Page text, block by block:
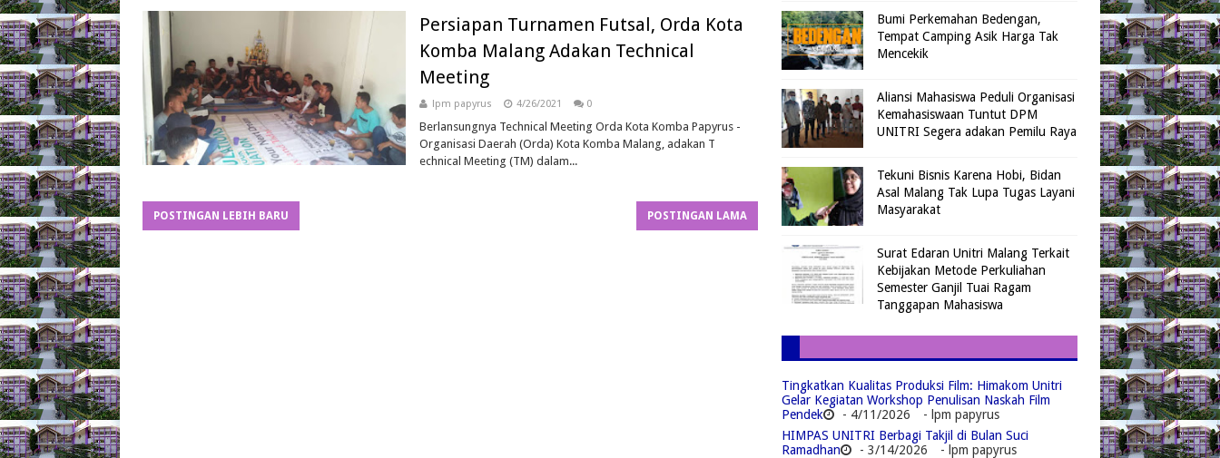
Persiapan Turnamen Futsal, Orda Kota
Komba Malang Adakan Technical
Meeting
lpm papyrus 4/26/2021 0
Berlansungnya Technical Meeting Orda Kota Komba Papyrus -
Organisasi Daerah (Orda) Kota Komba Malang, adakan T
echnical Meeting (TM) dalam...
POSTINGAN LEBIH BARU POSTINGAN LAMA
Bumi Perkemahan Bedengan,
Tempat Camping Asik Harga Tak
Mencekik
Aliansi Mahasiswa Peduli Organisasi
Kemahasiswaan Tuntut DPM
UNITRI Segera adakan Pemilu Raya
Tekuni Bisnis Karena Hobi, Bidan
Asal Malang Tak Lupa Tugas Layani
Masyarakat
Surat Edaran Unitri Malang Terkait
Kebijakan Metode Perkuliahan
Semester Ganjil Tuai Ragam
Tanggapan Mahasiswa
Tingkatkan Kualitas Produksi Film: Himakom Unitri
Gelar Kegiatan Workshop Penulisan Naskah Film
Pendek
- 4/11/2026
- lpm papyrus
HIMPAS UNITRI Berbagi Takjil di Bulan Suci
Ramadhan
- 3/14/2026
- lpm papyrus